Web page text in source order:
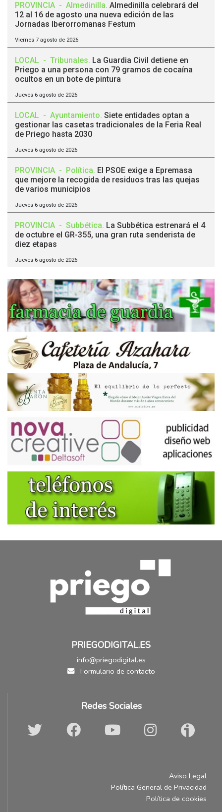
PROVINCIA - Almedinilla. Almedinilla celebrará del
12 al 16 de agosto una nueva edición de las
Jornadas Iberorromanas Festum
Viernes 7 agosto de 2026
LOCAL - Tribunales. La Guardia Civil detiene en
Priego a una persona con 79 gramos de cocaína
ocultos en un bote de pintura
Jueves 6 agosto de 2026
LOCAL - Ayuntamiento. Siete entidades optan a
gestionar las casetas tradicionales de la Feria Real
de Priego hasta 2030
Jueves 6 agosto de 2026
PROVINCIA - Política. El PSOE exige a Epremasa
que mejore la recogida de residuos tras las quejas
de varios municipios
Jueves 6 agosto de 2026
PROVINCIA - Subbética. La Subbética estrenará el 4
de octubre el GR-355, una gran ruta senderista de
diez etapas
Jueves 6 agosto de 2026
PRIEGODIGITAL.ES
info@priegodigital.es
Formulario de contacto
Redes Sociales
Aviso Legal
Política General de Privacidad
Política de cookies